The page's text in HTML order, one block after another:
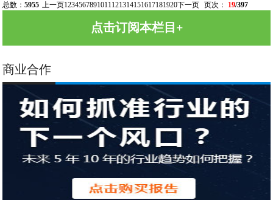
总数：5955 上一页1234567891011121314151617181920下一页 页次： 19/397
点击订阅本栏目+
商业合作